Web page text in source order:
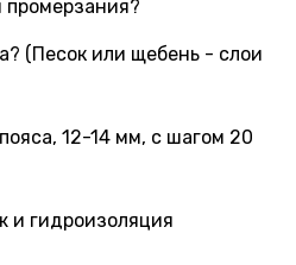
промерзания?
(Песок или щебень - слои
12-14 мм, с шагом 20
и гидроизоляция